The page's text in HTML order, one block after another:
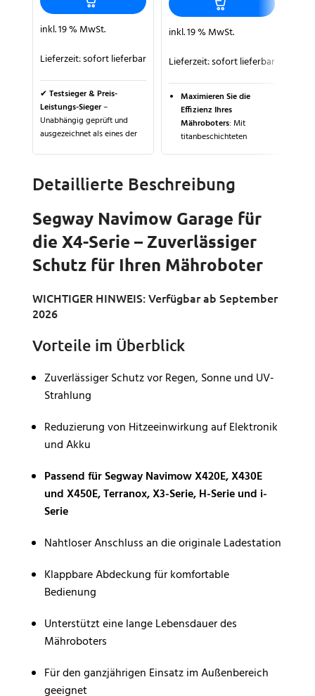
inkl. 19 % MwSt.
Lieferzeit:sofort lieferbar
✔ Testsieger & Preis-
Leistungs-Sieger–
Unabhängig geprüft und
ausgezeichnet als eines der
und Pflege.
✔Maximaler Schutz &
Reinigungs- und
Schutzwirkung in einem
Produkt – ideal für
Mähroboter, Auto, Haushalt
& Werkstatt.
✔Rostlösend &
wasserabweisend
festsitzende Schrauben,
verdrängt Feuchtigkeit und
verhindert Korrosion –
Geräte.
✔Universell einsetzbar &
für Kunststoff, Lack, Metall &
Holz – optimal für
Mähroboter, Gartengeräte,
inkl. 19 % MwSt.
Lieferzeit:sofort lieferbar
Maximieren Sie die
Effizienz Ihres
Mähroboters: Mit
titanbeschichteten
Edelstahlklingen im 30er-
Schnittergebnisse und
verlängern die
Mähroboters.
Langlebig und
wetterbeständig: Die
Titanbeschichtung und
garantieren robuste,
rostfreie Klingen für
Universelle
passend für alle Segway
anhaltend perfekte
Detaillierte Beschreibung
Segway Navimow Garage für
die X4-Serie – Zuverlässiger
Schutz für Ihren Mähroboter
WICHTIGER HINWEIS: Verfügbar ab September
2026
Vorteile im Überblick
Zuverlässiger Schutz vor Regen, Sonne und UV-
Strahlung
Reduzierung von Hitzeeinwirkung auf Elektronik
und Akku
Passend für Segway Navimow X420E, X430E
und X450E, Terranox, X3-Serie, H-Serie und i-
Serie
Nahtloser Anschluss an die originale Ladestation
Klappbare Abdeckung für komfortable
Bedienung
Unterstützt eine lange Lebensdauer des
Mähroboters
Für den ganzjährigen Einsatz im Außenbereich
geeignet